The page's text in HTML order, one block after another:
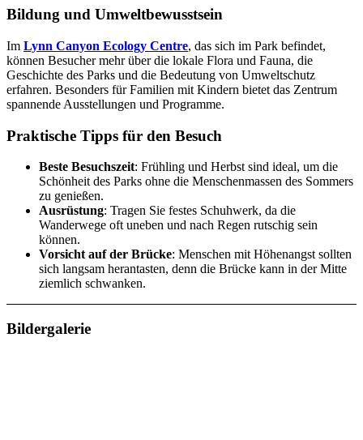
Bildung und Umweltbewusstsein
Im Lynn Canyon Ecology Centre, das sich im Park befindet,
können Besucher mehr über die lokale Flora und Fauna, die
Geschichte des Parks und die Bedeutung von Umweltschutz
erfahren. Besonders für Familien mit Kindern bietet das Zentrum
spannende Ausstellungen und Programme.
Praktische Tipps für den Besuch
Beste Besuchszeit: Frühling und Herbst sind ideal, um die
Schönheit des Parks ohne die Menschenmassen des Sommers
zu genießen.
Ausrüstung: Tragen Sie festes Schuhwerk, da die
Wanderwege oft uneben und nach Regen rutschig sein
können.
Vorsicht auf der Brücke: Menschen mit Höhenangst sollten
sich langsam herantasten, denn die Brücke kann in der Mitte
ziemlich schwanken.
Bildergalerie